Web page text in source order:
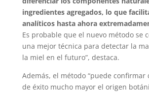
ingredientes agregados, lo que
analíticos hasta ahora
Es probable que el nuevo método se
una mejor técnica para detectar la
la miel en el futuro”, destaca.
Además, el método “puede confirmar
de éxito mucho mayor el origen